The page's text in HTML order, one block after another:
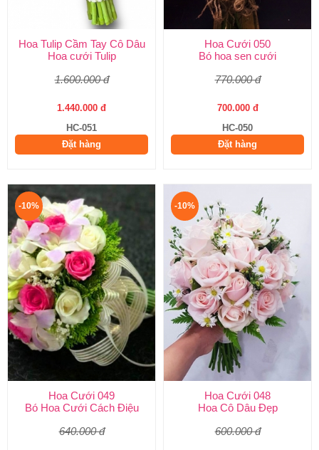
Hoa Tulip Cầm Tay Cô Dâu
Hoa cưới Tulip
1.600.000 đ
1.440.000 đ
HC-051
Đặt hàng
Hoa Cưới 050
Bó hoa sen cưới
770.000 đ
700.000 đ
HC-050
Đặt hàng
-10%
Hoa Cưới 049
Bó Hoa Cưới Cách Điệu
640.000 đ
-10%
Hoa Cưới 048
Hoa Cô Dâu Đẹp
600.000 đ